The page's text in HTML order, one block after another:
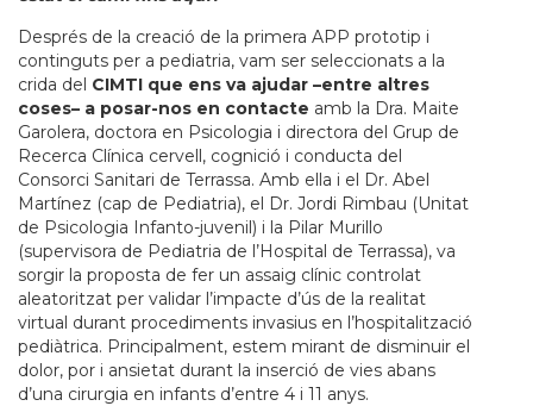
Després de la creació de la primera APP prototip i
continguts per a pediatria, vam ser seleccionats a la
crida del CIMTI que ens va ajudar –entre altres
coses– a posar-nos en contacte amb la Dra. Maite
Garolera, doctora en Psicologia i directora del Grup de
Recerca Clínica cervell, cognició i conducta del
Consorci Sanitari de Terrassa. Amb ella i el Dr. Abel
Martínez (cap de Pediatria), el Dr. Jordi Rimbau (Unitat
de Psicologia Infanto-juvenil) i la Pilar Murillo
(supervisora de Pediatria de l’Hospital de Terrassa), va
sorgir la proposta de fer un assaig clínic controlat
aleatoritzat per validar l’impacte d’ús de la realitat
virtual durant procediments invasius en l’hospitalització
pediàtrica. Principalment, estem mirant de disminuir el
dolor, por i ansietat durant la inserció de vies abans
d’una cirurgia en infants d’entre 4 i 11 anys.